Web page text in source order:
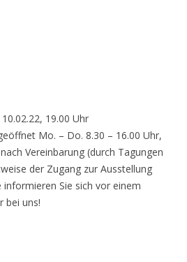
19.00 Uhr
Mo. – Do. 8.30 – 16.00 Uhr,
Vereinbarung (durch Tagungen
der Zugang zur Ausstellung
Sie sich vor einem
bei uns!